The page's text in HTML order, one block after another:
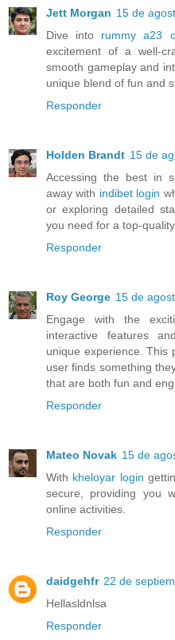
Jett Morgan 15 de
Dive into rummy a23
excitement of a well-
smooth gameplay and
unique blend of fun and
Responder
Holden Brandt 15 de
Accessing the best in
away with indibet login
or exploring detailed
you need for a top-
Responder
Roy George 15 de
Engage with the
interactive features
unique experience. This
user finds something
that are both fun and
Responder
Mateo Novak 15 de
With kheloyar login
secure, providing you
online activities.
Responder
daidgehfr 22 de
Hellasldnlsa
Responder